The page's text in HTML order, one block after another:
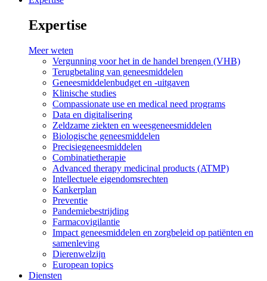
Expertise
Meer weten
Vergunning voor het in de handel brengen (VHB)
Terugbetaling van geneesmiddelen
Geneesmiddelenbudget en -uitgaven
Klinische studies
Compassionate use en medical need programs
Data en digitalisering
Zeldzame ziekten en weesgeneesmiddelen
Biologische geneesmiddelen
Precisiegeneesmiddelen
Combinatietherapie
Advanced therapy medicinal products (ATMP)
Intellectuele eigendomsrechten
Kankerplan
Preventie
Pandemiebestrijding
Farmacovigilantie
Impact geneesmiddelen en zorgbeleid op patiënten en
samenleving
Dierenwelzijn
European topics
Diensten